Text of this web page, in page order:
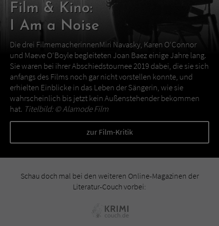
Film & Kino:
I Am a Noise
Die drei FilmemacherinnenMiri Navasky, Karen O‘Connor
und Maeve O‘Boyle begleiteten Joan Baez einige Jahre lang.
Sie waren bei ihrer Abschiedstournee 2019 dabei, die sie sich
anfangs des Films noch gar nicht vorstellen konnte, und
erhielten Einblicke in das Leben der Sängerin, wie sie
wahrscheinlich bis jetzt kein Außenstehender bekommen
hat. Titelbild: ©Alamode Film
zur Film-Kritik
Schau doch mal bei den weiteren Online-Magazinen der
Literatur-Couch vorbei: